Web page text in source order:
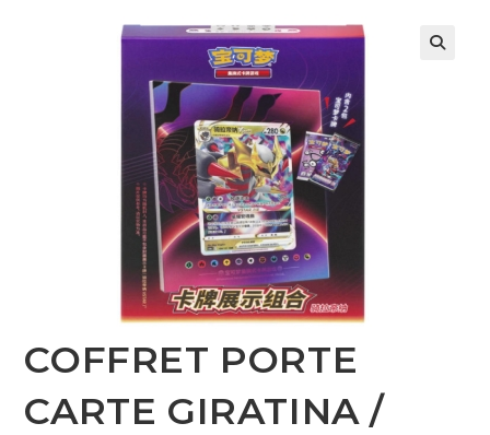
COFFRET PORTE
CARTE GIRATINA /